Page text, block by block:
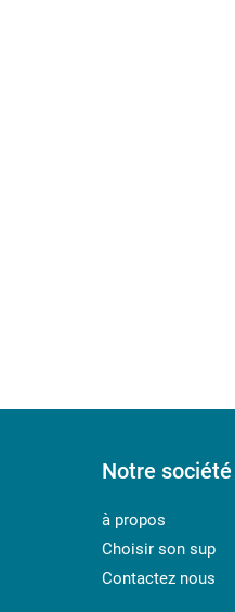
Notre société
à propos
Choisir son sup
Contactez nous